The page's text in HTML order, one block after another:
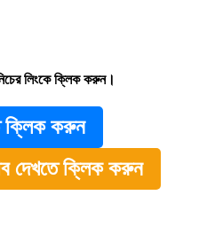
লিংকে ক্লিক করুন।
ক্লিক করুন
দেখতে ক্লিক করুন